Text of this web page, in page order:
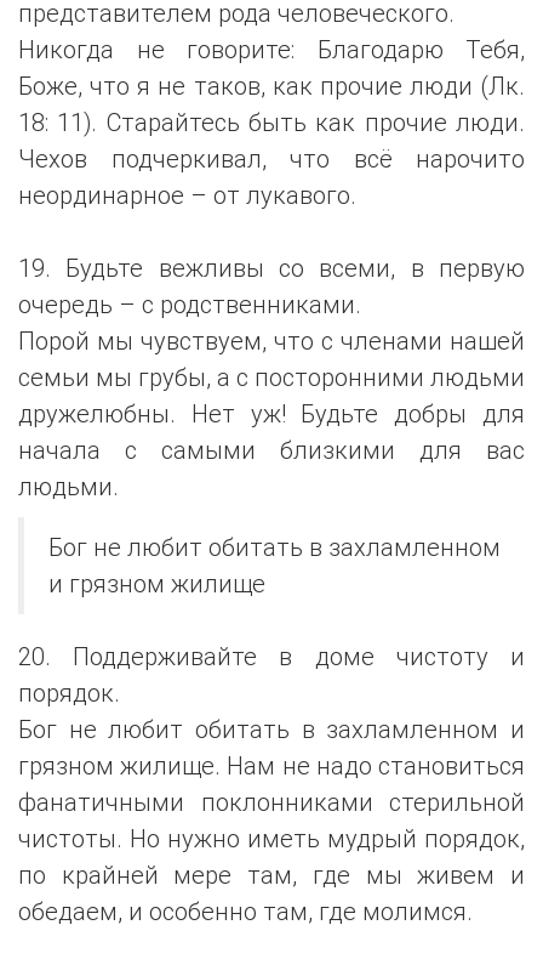
представителем рода человеческого.
Никогда не говорите: Благодарю Тебя,
Боже, что я не таков, как прочие люди (Лк.
18: 11). Старайтесь быть как прочие люди.
Чехов подчеркивал, что всё нарочито
неординарное – от лукавого.
19. Будьте вежливы со всеми, в первую
очередь – с родственниками.
Порой мы чувствуем, что с членами нашей
семьи мы грубы, а с посторонними людьми
дружелюбны. Нет уж! Будьте добры для
начала с самыми близкими для вас
людьми.
Бог не любит обитать в захламленном
и грязном жилище
20. Поддерживайте в доме чистоту и
порядок.
Бог не любит обитать в захламленном и
грязном жилище. Нам не надо становиться
фанатичными поклонниками стерильной
чистоты. Но нужно иметь мудрый порядок,
по крайней мере там, где мы живем и
обедаем, и особенно там, где молимся.